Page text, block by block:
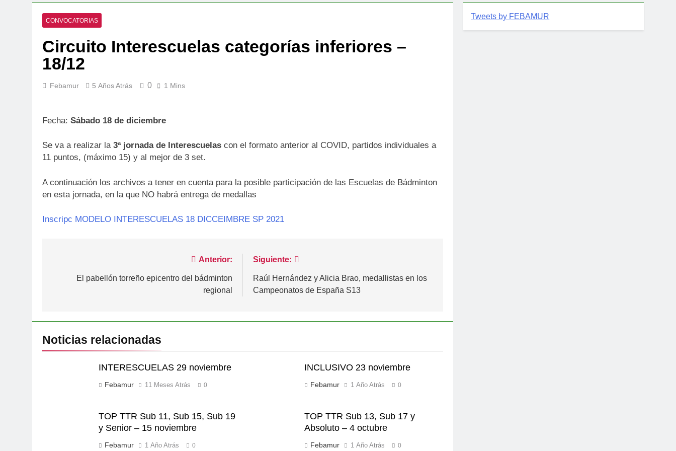
CONVOCATORIAS
Circuito Interescuelas categorías inferiores –
18/12
Febamur 5 Años Atrás 0 1 Mins
Fecha: Sábado 18 de diciembre
Se va a realizar la 3ª jornada de Interescuelas con el formato anterior al COVID, partidos individuales a
11 puntos, (máximo 15) y al mejor de 3 set.
A continuación los archivos a tener en cuenta para la posible participación de las Escuelas de Bádminton
en esta jornada, en la que NO habrá entrega de medallas
Inscripc MODELO INTERESCUELAS 18 DICCEIMBRE SP 2021
Anterior:
El pabellón torreño epicentro del bádminton
regional
Siguiente:
Raúl Hernández y Alicia Brao, medallistas en los
Campeonatos de España S13
Noticias relacionadas
INTERESCUELAS 29 noviembre
Febamur 11 Meses Atrás 0
INCLUSIVO 23 noviembre
Febamur 1 Año Atrás 0
TOP TTR Sub 11, Sub 15, Sub 19
y Senior – 15 noviembre
Febamur 1 Año Atrás 0
TOP TTR Sub 13, Sub 17 y
Absoluto – 4 octubre
Febamur 1 Año Atrás 0
Tweets by FEBAMUR